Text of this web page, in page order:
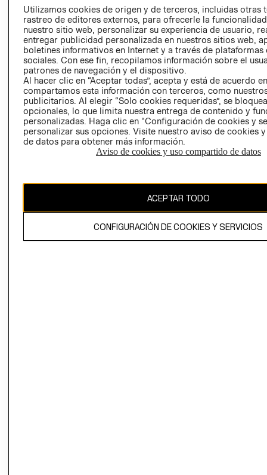
AVISO DE
PRIVACIDAD
GIFT CARD
AVISO DE
COOKIES
Chile ($)
El contenido de esta página web está protegido por copyright y es
propiedad de H&M Hennes & Mauritz AB.
Utilizamos cookies de origen y de terceros, incluidas otras
rastreo de editores externos, para ofrecerle la
nuestro sitio web, personalizar su experiencia de usuario,
entregar publicidad personalizada en nuestros sitios web,
boletines informativos en Internet y a través de plataformas
sociales. Con ese fin, recopilamos información sobre el
patrones de navegación y el dispositivo.
Al hacer clic en “Aceptar todas”, acepta y está de acuerdo
compartamos esta información con terceros, como
publicitarios. Al elegir “Solo cookies requeridas”, se
opcionales, lo que limita nuestra entrega de contenido y
personalizadas. Haga clic en “Configuración de cookies y
personalizar sus opciones. Visite nuestro aviso de cookies
de datos para obtener más información.
Aviso de cookies y uso compartido de datos
ACEPTAR TODO
CONFIGURACIÓN DE COOKIES Y SERVICIOS